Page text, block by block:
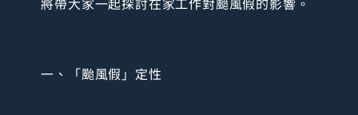
一、「颱風假」定性